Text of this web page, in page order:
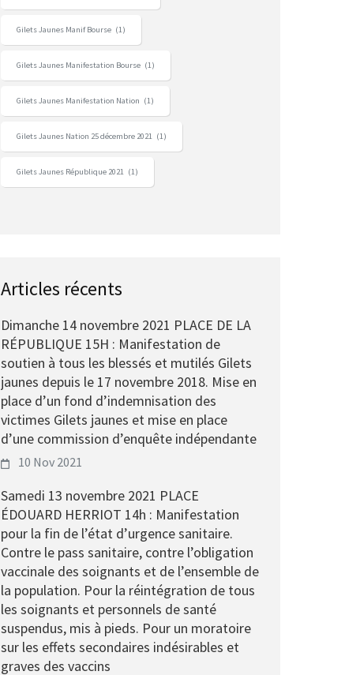
Gilets Jaunes Manif Bourse (1)
Gilets Jaunes Manifestation Bourse (1)
Gilets Jaunes Manifestation Nation (1)
Gilets Jaunes Nation 25 décembre 2021 (1)
Gilets Jaunes République 2021 (1)
Articles récents
Dimanche 14 novembre 2021 PLACE DE LA
RÉPUBLIQUE 15H : Manifestation de
soutien à tous les blessés et mutilés Gilets
jaunes depuis le 17 novembre 2018. Mise en
place d’un fond d’indemnisation des
victimes Gilets jaunes et mise en place
d’une commission d’enquête indépendante
10 Nov 2021
Samedi 13 novembre 2021 PLACE
ÉDOUARD HERRIOT 14h : Manifestation
pour la fin de l’état d’urgence sanitaire.
Contre le pass sanitaire, contre l’obligation
vaccinale des soignants et de l’ensemble de
la population. Pour la réintégration de tous
les soignants et personnels de santé
suspendus, mis à pieds. Pour un moratoire
sur les effets secondaires indésirables et
graves des vaccins